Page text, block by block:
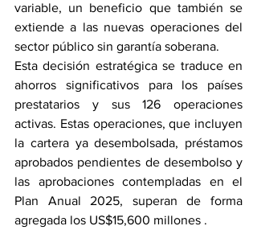
variable, un beneficio que también se
extiende a las nuevas operaciones del
sector público sin garantía soberana.
Esta decisión estratégica se traduce en
ahorros significativos para los países
prestatarios y sus 126 operaciones
activas. Estas operaciones, que incluyen
la cartera ya desembolsada, préstamos
aprobados pendientes de desembolso y
las aprobaciones contempladas en el
Plan Anual 2025, superan de forma
agregada los US$15,600 millones .